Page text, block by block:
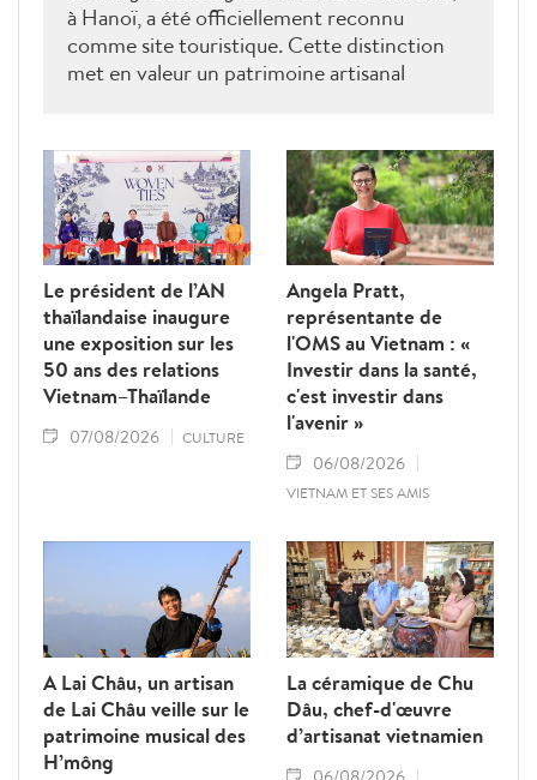
à Hanoï, a été officiellement reconnu
comme site touristique. Cette distinction
met en valeur un patrimoine artisanal
tourisme durable fondé sur la préservation
des savoir-faire traditionnels.
Le président de l’AN
thaïlandaise inaugure
une exposition sur les
50 ans des relations
Vietnam–Thaïlande
07/08/2026 CULTURE
Angela Pratt,
représentante de
l'OMS au Vietnam : «
Investir dans la santé,
c'est investir dans
l'avenir »
06/08/2026
VIETNAM ET SES AMIS
A Lai Châu, un artisan
de Lai Châu veille sur le
patrimoine musical des
H’mông
La céramique de Chu
Dâu, chef-d'œuvre
d’artisanat vietnamien